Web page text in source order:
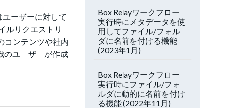
ーザーに対して
ルリクエストリ
コンテンツや社内
のユーザーが作成
Box Relayワークフロー
実行時にメタデータを使
用してファイル/フォル
ダに名前を付ける機能
(2023年1月)
Box Relayワークフロー
実行時にファイル/フォ
ルダに動的に名前を付け
る機能 (2022年11月)